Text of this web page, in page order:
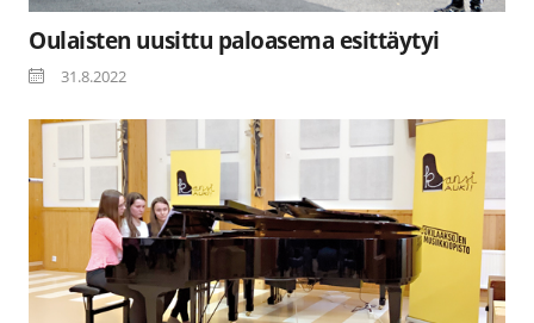
Oulaisten uusittu paloasema esittäytyi
31.8.2022